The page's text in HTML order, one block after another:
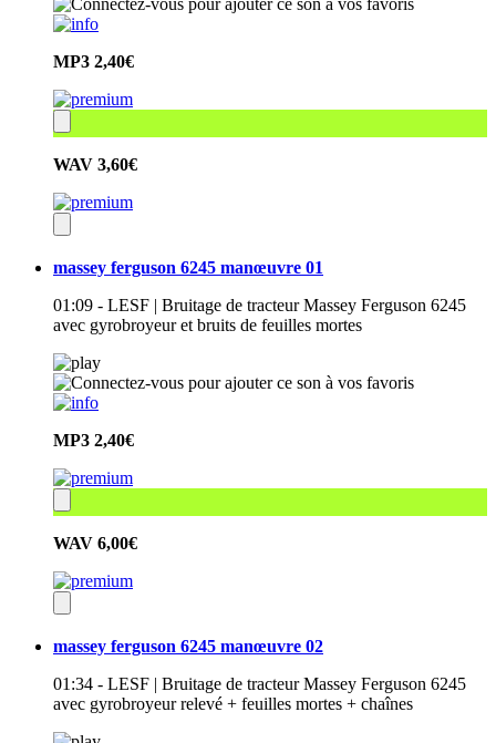
MP3 2,40€
WAV 3,60€
massey ferguson 6245 manœuvre 01
01:09 - LESF | Bruitage de tracteur Massey Ferguson 6245
avec gyrobroyeur et bruits de feuilles mortes
MP3 2,40€
WAV 6,00€
massey ferguson 6245 manœuvre 02
01:34 - LESF | Bruitage de tracteur Massey Ferguson 6245
avec gyrobroyeur relevé + feuilles mortes + chaînes